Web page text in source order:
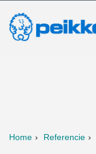
Home Referencie